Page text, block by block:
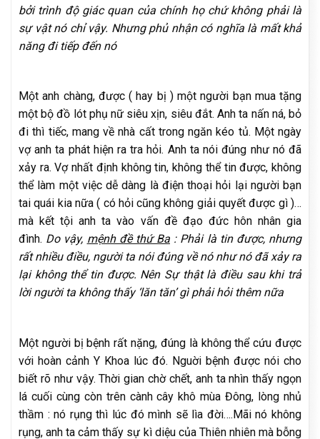
bởi trình độ giác quan của chính họ chứ không phải là
sự vật nó chỉ vậy. Nhưng phủ nhận có nghĩa là mất khả
năng đi tiếp đến nó
Một anh chàng, được ( hay bị ) một người bạn mua tặng
một bộ đồ lót phụ nữ siêu xịn, siêu đắt. Anh ta nấn ná, bỏ
đi thì tiếc, mang về nhà cất trong ngăn kéo tủ. Một ngày
vợ anh ta phát hiện ra tra hỏi. Anh ta nói đúng như nó đã
xảy ra. Vợ nhất định không tin, không thể tin được, không
thể làm một việc dễ dàng là điện thoại hỏi lại người bạn
tai quái kia nữa ( có hỏi cũng không giải quyết được gì )…
mà kết tội anh ta vào vấn đề đạo đức hôn nhân gia
đình. Do vậy, mệnh đề thứ Ba : Phải là tin được, nhưng
rất nhiều điều, người ta nói đúng về nó như nó đã xảy ra
lại không thể tin được. Nên Sự thật là điều sau khi trả
lời người ta không thấy ‘lăn tăn’ gì phải hỏi thêm nữa
Một người bị bệnh rất nặng, đúng là không thể cứu được
với hoàn cảnh Y Khoa lúc đó. Nguời bệnh được nói cho
biết rõ như vậy. Thời gian chờ chết, anh ta nhìn thấy ngọn
lá cuối cùng còn trên cành cây khô mùa Đông, lòng nhủ
thầm : nó rụng thì lúc đó mình sẽ lìa đời….Mãi nó không
rụng, anh ta cảm thấy sự kì diệu của Thiên nhiên mà bỗng